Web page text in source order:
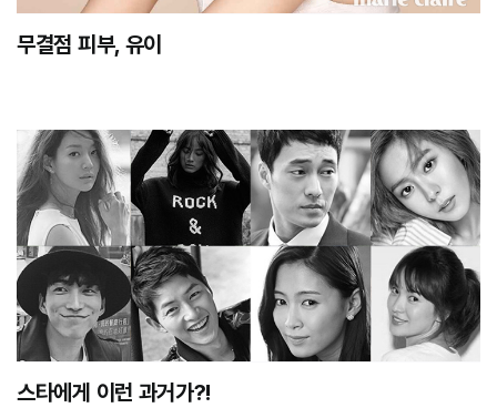
무결점 피부, 유이
스타에게 이런 과거가?!